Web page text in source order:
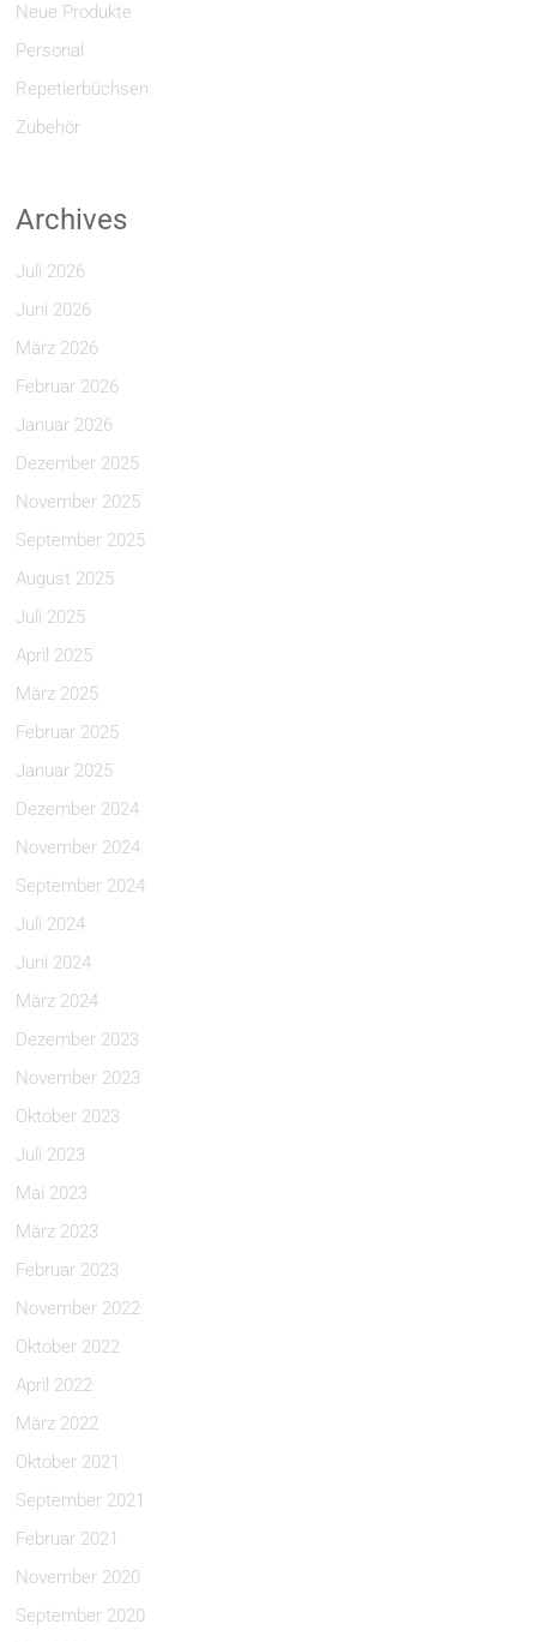
Neue Produkte
Personal
Repetierbüchsen
Zubehör
Archives
Juli 2026
Juni 2026
März 2026
Februar 2026
Januar 2026
Dezember 2025
November 2025
September 2025
August 2025
Juli 2025
April 2025
März 2025
Februar 2025
Januar 2025
Dezember 2024
November 2024
September 2024
Juli 2024
Juni 2024
März 2024
Dezember 2023
November 2023
Oktober 2023
Juli 2023
Mai 2023
März 2023
Februar 2023
November 2022
Oktober 2022
April 2022
März 2022
Oktober 2021
September 2021
Februar 2021
November 2020
September 2020